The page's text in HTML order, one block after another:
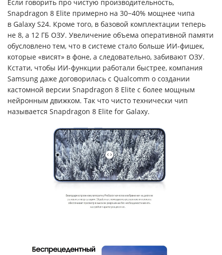
Если говорить про чистую производительность,
Snapdragon 8 Elite примерно на 30−40% мощнее чипа
в Galaxy S24. Кроме того, в базовой комплектации теперь
не 8, а 12 ГБ ОЗУ. Увеличение объема оперативной памяти
обусловлено тем, что в системе стало больше ИИ-фишек,
которые «висят» в фоне, а следовательно, забивают ОЗУ.
Кстати, чтобы ИИ-функции работали быстрее, компания
Samsung даже договорилась с Qualcomm о создании
кастомной версии Snapdragon 8 Elite с более мощным
нейронным движком. Так что чисто технически чип
называется Snapdragon 8 Elite for Galaxy.